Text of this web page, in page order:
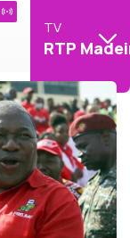
TV
RTP